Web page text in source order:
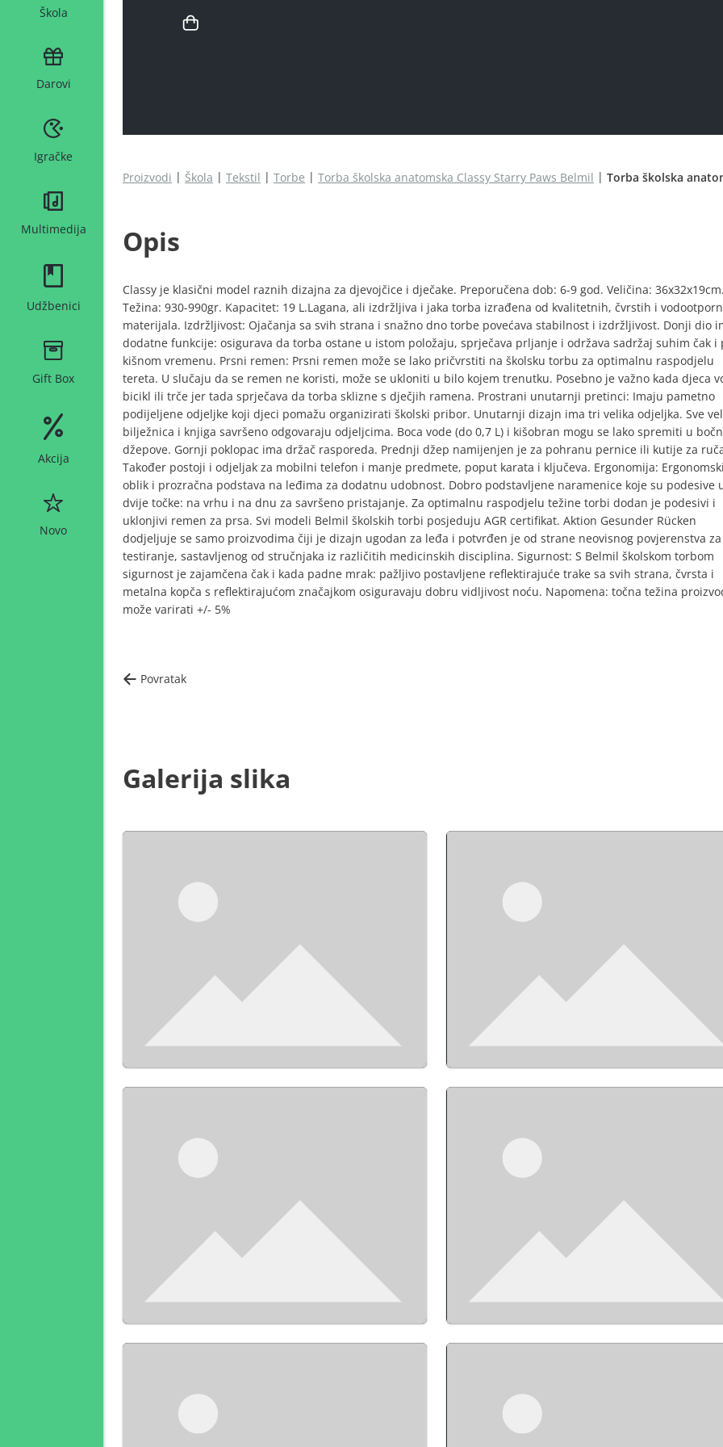
Škola
Darovi
Igračke
Multimedija
Udžbenici
Gift Box
Akcija
Novo
Proizvodi Škola Tekstil Torbe Torba školska anatomska Classy Starry Paws Belmil Torba školska
Opis
Classy je klasični model raznih dizajna za djevojčice i dječake. Preporučena dob: 6-9 god. Veličina: 36x32x19cm.
Težina: 930-990gr. Kapacitet: 19 L.Lagana, ali izdržljiva i jaka torba izrađena od kvalitetnih, čvrstih i
materijala. Izdržljivost: Ojačanja sa svih strana i snažno dno torbe povećava stabilnost i izdržljivost. Donji dio
dodatne funkcije: osigurava da torba ostane u istom položaju, sprječava prljanje i održava sadržaj suhim čak i
kišnom vremenu. Prsni remen: Prsni remen može se lako pričvrstiti na školsku torbu za optimalnu raspodjelu
tereta. U slučaju da se remen ne koristi, može se ukloniti u bilo kojem trenutku. Posebno je važno kada djeca
bicikl ili trče jer tada sprječava da torba sklizne s dječjih ramena. Prostrani unutarnji pretinci: Imaju pametno
podijeljene odjeljke koji djeci pomažu organizirati školski pribor. Unutarnji dizajn ima tri velika odjeljka. Sve
bilježnica i knjiga savršeno odgovaraju odjeljcima. Boca vode (do 0,7 L) i kišobran mogu se lako spremiti u
džepove. Gornji poklopac ima držač rasporeda. Prednji džep namijenjen je za pohranu pernice ili kutije za
Također postoji i odjeljak za mobilni telefon i manje predmete, poput karata i ključeva. Ergonomija: Ergonomski
oblik i prozračna podstava na leđima za dodatnu udobnost. Dobro podstavljene naramenice koje su podesive
dvije točke: na vrhu i na dnu za savršeno pristajanje. Za optimalnu raspodjelu težine torbi dodan je podesivi i
uklonjivi remen za prsa. Svi modeli Belmil školskih torbi posjeduju AGR certifikat. Aktion Gesunder Rücken
dodjeljuje se samo proizvodima čiji je dizajn ugodan za leđa i potvrđen je od strane neovisnog povjerenstva za
testiranje, sastavljenog od stručnjaka iz različitih medicinskih disciplina. Sigurnost: S Belmil školskom torbom
sigurnost je zajamčena čak i kada padne mrak: pažljivo postavljene reflektirajuće trake sa svih strana, čvrsta i
metalna kopča s reflektirajućom značajkom osiguravaju dobru vidljivost noću. Napomena: točna težina
može varirati +/- 5%
Povratak
Galerija slika